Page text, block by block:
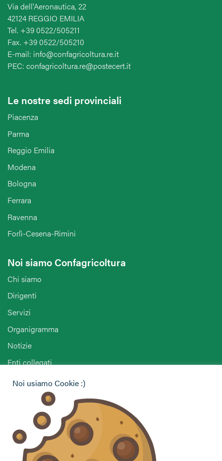
Via dell'Aeronautica, 22
42124 REGGIO EMILIA
Tel. +39 0522/505211
Fax. +39 0522/505210
E-mail: info@confagricoltura.re.it
PEC: confagricoltura.re@postecert.it
Le nostre sedi provinciali
Piacenza
Parma
Reggio Emilia
Modena
Bologna
Ferrara
Ravenna
Forlì-Cesena-Rimini
Noi siamo Confagricoltura
Chi siamo
Dirigenti
Servizi
Organigramma
Notizie
Enti collegati
Agriturist Reggio Emilia
ENAPA Reggio Emilia
Hai bisogno di informazioni?
Vuoi contattarci per ricevere assistenza, lasciare un
commento o chiedere informazioni?
Noi usiamo Cookie :)